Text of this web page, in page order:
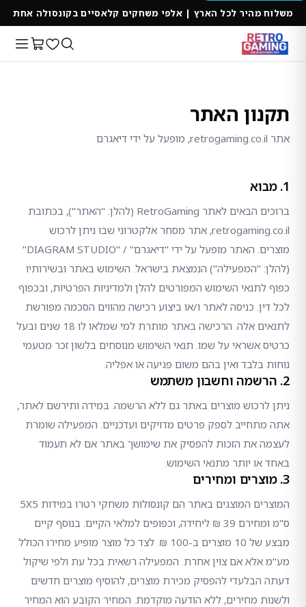
משלוח מהיר לכל הארץ | אלפי משחקים קלאסיים בקונסולה אחת
תקנון האתר
אתר retrogaming.co.il, מופעל על ידי דיאגרם
1. מבוא
ברוכים הבאים לאתר RetroGaming (להלן: "האתר"), בכתובת
retrogaming.co.il, אתר מסחר אלקטרוני שבו ניתן לרכוש
מוצרים. האתר מופעל על ידי "דיאגרם" / "DIAGRAM STUDIO"
(להלן: "המפעילה") הנמצאת בישראל. השימוש באתר ובשירותיו
כפוף לתנאי השימוש המפורטים להלן ולמדיניות הפרטיות, ובכפוף
לכל דין. כניסה לאתר ו/או ביצוע רכישה מהווים הסכמה מפורשת
לתנאים אלה. הרכישה באתר מותרת למי שמלאו לו 18 שנים ובעל
כרטיס אשראי על שמו. תנאי השימוש מנוסחים בלשון זכר מטעמי
נוחות בלבד ואין בהם משום פגיעה או אפליה.
2. הרשמה וחשבון משתמש
ניתן לרכוש מוצרים באתר גם ללא הרשמה. במידה ותירשם לאתר,
אתה מתחייב לספק פרטים מדויקים ועדכניים. המפעילה שומרת
לעצמה את הזכות להפסיק את שימושך באתר אם לא תעמוד
באחד או יותר מתנאי השימוש.
3. מוצרים ומחירים
המוצרים המוצגים באתר הם קונסולות משחקי רטרו במידות 5X5
ס"מ ומחירם 39 ₪ ליחידה, וכפופים למלאי הקיים. בנוסף קיים
מבצע של 10 מוצרים ב-100 ₪. לצד כל מוצר מופיע מחירו הכולל
מע"מ אלא אם צוין אחרת. המפעילה רשאית בכל עת ולפי שיקול
דעתה הבלעדי להפסיק מכירת מוצרים, להוסיף מוצרים חדשים
ולשנות מחירים, ללא הודעה מוקדמת. המחיר הקובע הוא המחיר